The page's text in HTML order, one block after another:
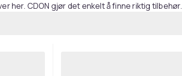
her. CDON gjør det enkelt å finne riktig tilbehør.